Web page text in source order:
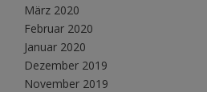
März 2020
Februar 2020
Januar 2020
Dezember 2019
November 2019